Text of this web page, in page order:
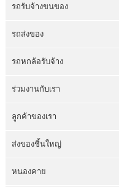
รถรับจ้างขนของ
รถส่งของ
รถหกล้อรับจ้าง
ร่วมงานกับเรา
ลูกค้าของเรา
ส่งของชิ้นใหญ่
หนองคาย